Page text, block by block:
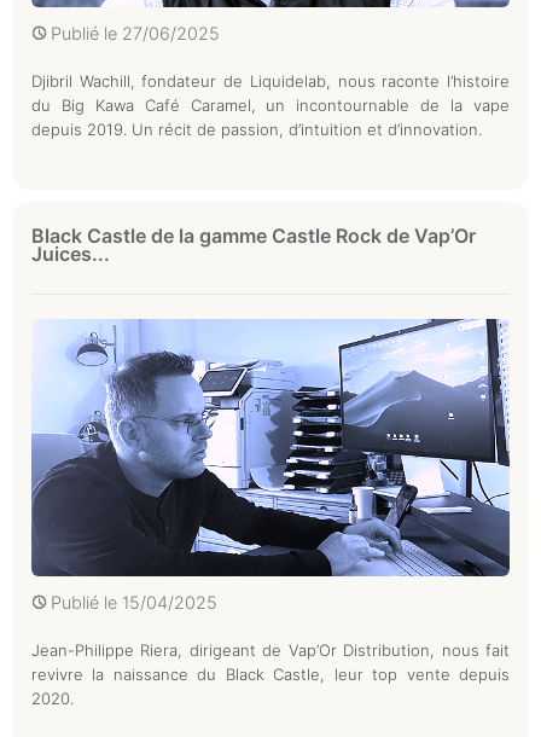
Publié le 27/06/2025
Djibril Wachill, fondateur de Liquidelab, nous raconte l’histoire
du Big Kawa Café Caramel, un incontournable de la vape
depuis 2019. Un récit de passion, d’intuition et d’innovation.
Black Castle de la gamme Castle Rock de Vap’Or
Juices...
Publié le 15/04/2025
Jean-Philippe Riera, dirigeant de Vap’Or Distribution, nous fait
revivre la naissance du Black Castle, leur top vente depuis
2020.